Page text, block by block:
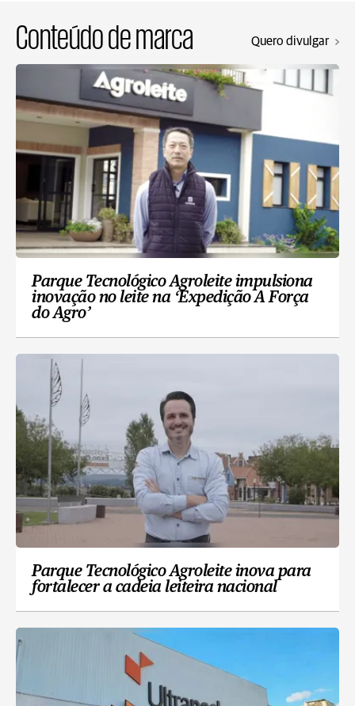
Conteúdo de marca Quero divulgar
Parque Tecnológico Agroleite impulsiona
inovação no leite na ‘Expedição A Força
do Agro’
Parque Tecnológico Agroleite inova para
fortalecer a cadeia leiteira nacional